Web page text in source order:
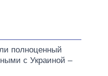
полноценный
с Украиной –